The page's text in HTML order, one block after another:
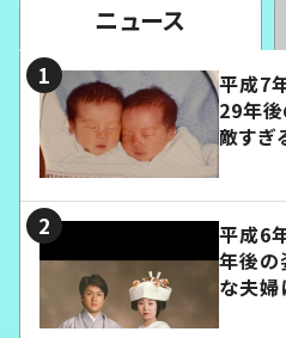
ニュース
平成7
29年後
敵すぎ
平成6
年後の
な夫婦